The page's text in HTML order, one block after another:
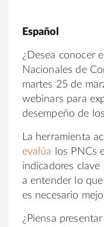
Español
¿Desea conocer
Nacionales de
martes 25 de
webinars para
desempeño de
La herramienta
evalúa los PNCs
indicadores
a entender lo
es necesario
¿Piensa